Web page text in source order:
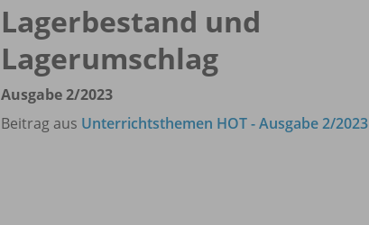
Lagerbestand und
Lagerumschlag
Ausgabe 2/2023
Beitrag aus Unterrichtsthemen HOT - Ausgabe 2/2023